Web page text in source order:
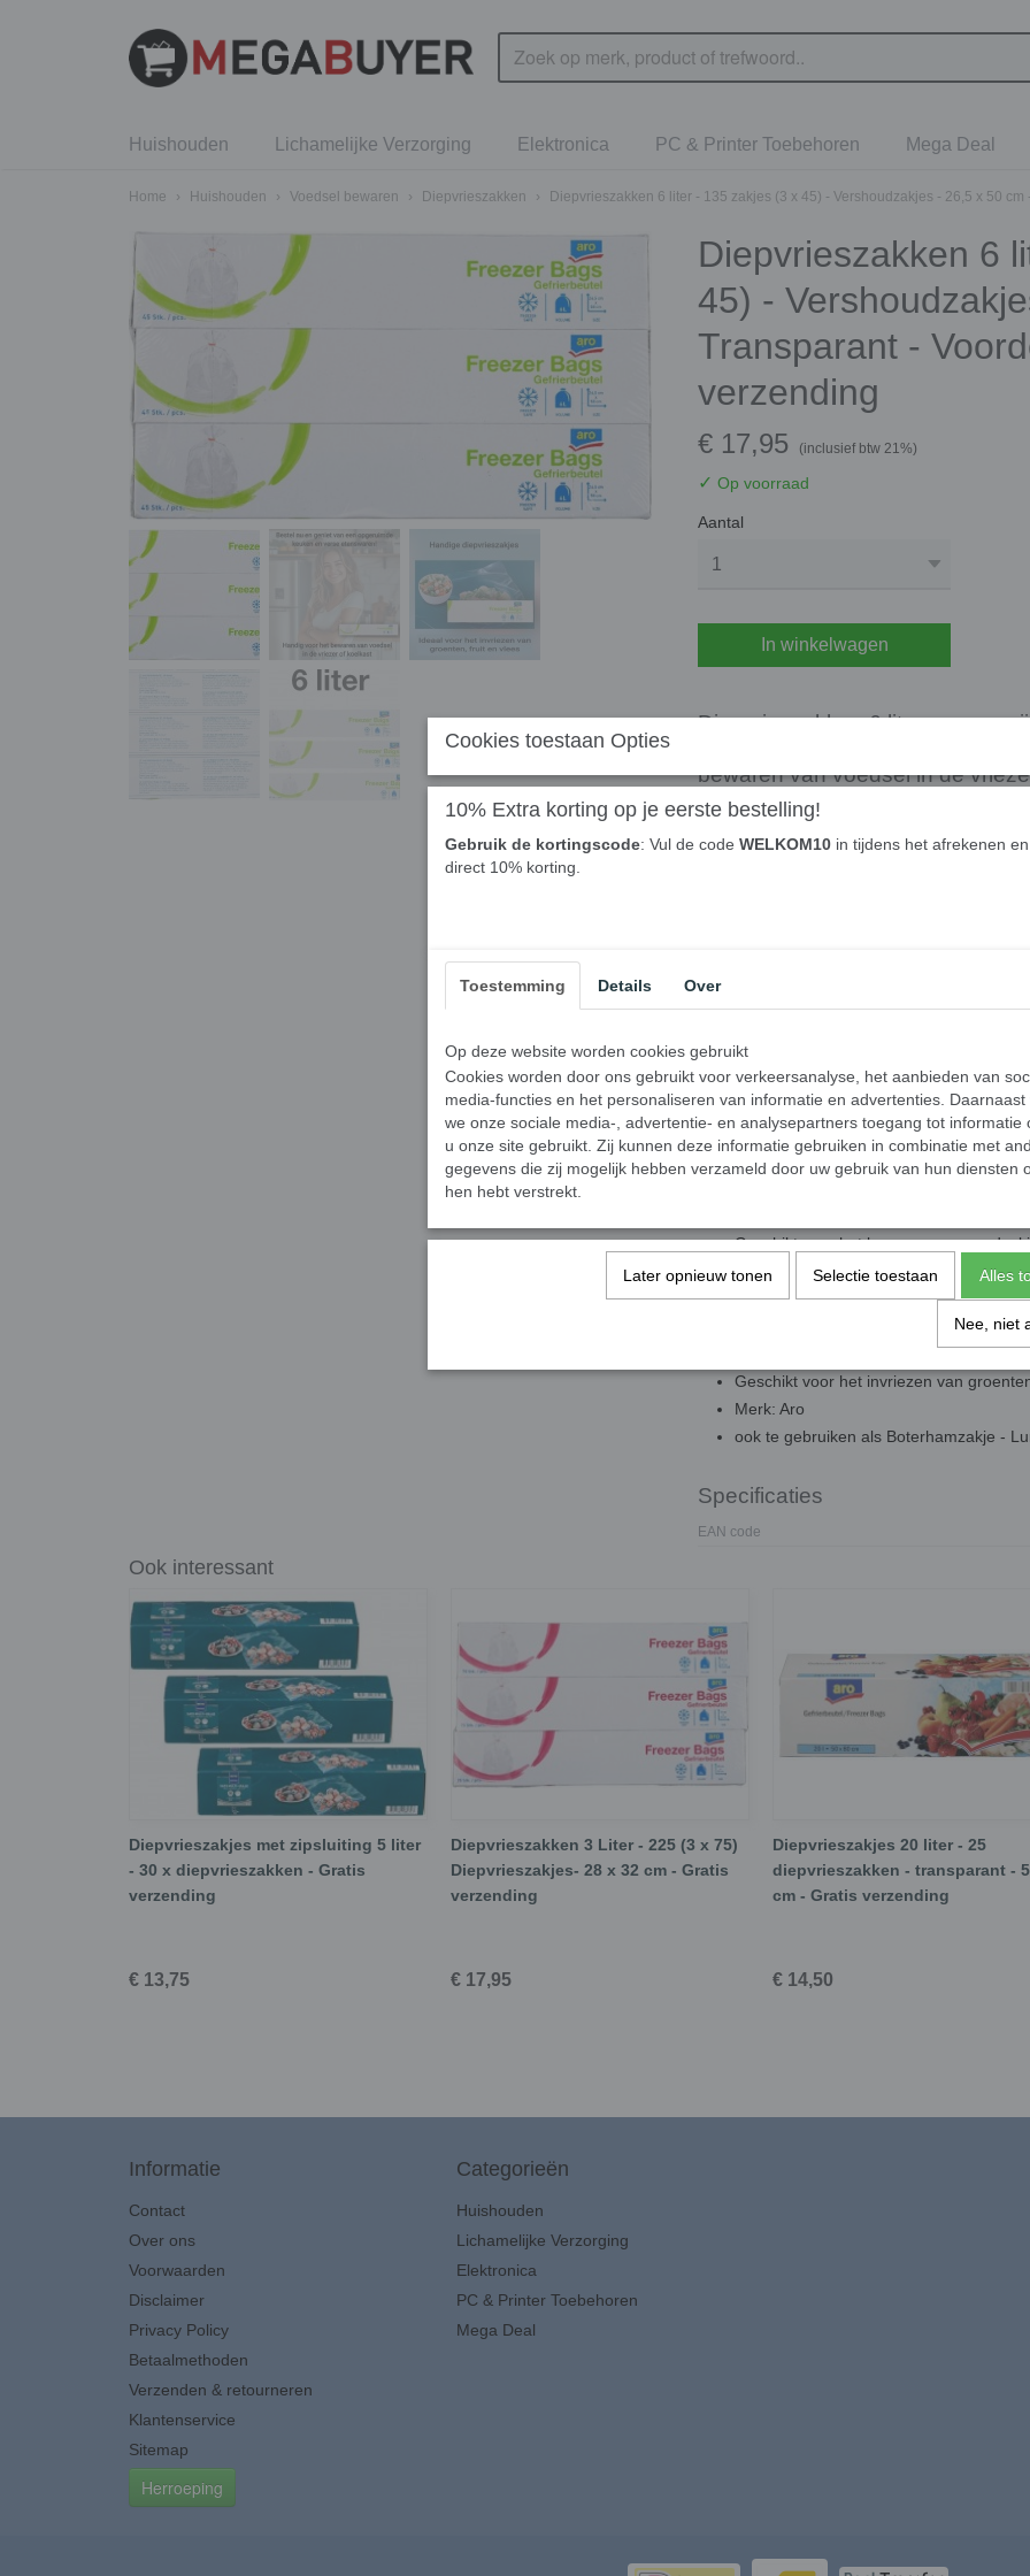
Huishouden Lichamelijke Verzorging Elektronica PC & Printer Toebehoren Mega Deal
Home › Huishouden › Voedsel bewaren › Diepvrieszakken › Diepvrieszakken 6 liter - 135 zakjes (3 x 45) - Vershoudzakjes - 26,5 x 50
Diepvrieszakken 6
45) -
Transparant -
verzending
€ 17,95 (inclusief btw 21%)
✓ Op voorraad
Aantal
In winkelwagen
Diepvrieszakken 6 liter van aro
bewaren van voedsel in de
Ze bieden een luchtdichte
beschermen tegen vriesbrand en
items te behouden. Ideaal voor
Wil jij voedsel langer vers houden
Diepvrieszakken! Met een inhoud
voordelige pakket ideaal voor
deze plastic vriezerzakken, perfect
jouw set in huis en geniet van de
Geschikt voor het bewaren van voedsel
6 liter inhoud per zakje
135 diepvrieszakken in totaal (3 pakken
Transparante zakjes voor makkelijke
Voordeelpakket voor extra besparing
Geschikt voor het invriezen van
Merk: Aro
ook te gebruiken als Boterhamzakje -
Specificaties
EAN code
Ook interessant
Diepvrieszakjes met zipsluiting 5 liter
- 30 x diepvrieszakken - Gratis
verzending
€ 13,75
Diepvrieszakken 3 Liter - 225 (3 x 75)
Diepvrieszakjes- 28 x 32 cm - Gratis
verzending
€ 17,95
Diepvrieszakjes 20 liter - 25
diepvrieszakken - transparant -
cm - Gratis verzending
€ 14,50
Informatie
Contact
Over ons
Voorwaarden
Disclaimer
Privacy Policy
Betaalmethoden
Verzenden & retourneren
Klantenservice
Sitemap
Herroeping
Categorieën
Huishouden
Lichamelijke Verzorging
Elektronica
PC & Printer Toebehoren
Mega Deal
Cookies toestaan Opties
10% Extra korting op je eerste bestelling!
Gebruik de kortingscode: Vul de code WELKOM10 in tijdens het afrekenen
direct 10% korting.
Toestemming Details Over
Op deze website worden cookies gebruikt
Cookies worden door ons gebruikt voor verkeersanalyse, het aanbieden van
media-functies en het personaliseren van informatie en advertenties. Daarnaast
we onze sociale media-, advertentie- en analysepartners toegang tot informatie
u onze site gebruikt. Zij kunnen deze informatie gebruiken in combinatie met
gegevens die zij mogelijk hebben verzameld door uw gebruik van hun diensten
hen hebt verstrekt.
Later opnieuw tonen Selectie toestaan Alles
Nee, niet